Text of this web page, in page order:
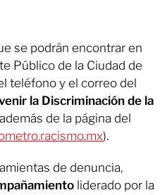
se podrán encontrar en
Público de la Ciudad de
teléfono y el correo del
la Discriminación de la
de la página del
).
de denuncia,
liderado por la